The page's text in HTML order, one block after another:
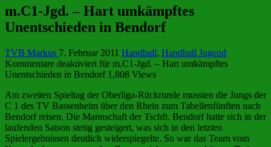
m.C1-Jgd. – Hart umkämpftes
Unentschieden in Bendorf
TVB Markus 7. Februar 2011 Handball, Handball Jugend
Kommentare deaktiviert für m.C1-Jgd. – Hart umkämpftes
Unentschieden in Bendorf 1,808 Views
Am zweiten Spieltag der Oberliga-Rückrunde mussten die Jungs der
C 1 des TV Bassenheim über den Rhein zum Tabellenfünften nach
Bendorf reisen. Die Mannschaft der Tschft. Bendorf hatte sich in der
laufenden Saison stetig gesteigert, was sich in den letzten
Spielergebnissen deutlich widerspiegelte. So war das Team vom